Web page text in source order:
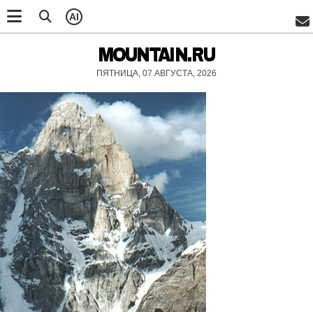
AI
MOUNTAIN.RU
ПЯТНИЦА, 07 АВГУСТА, 2026